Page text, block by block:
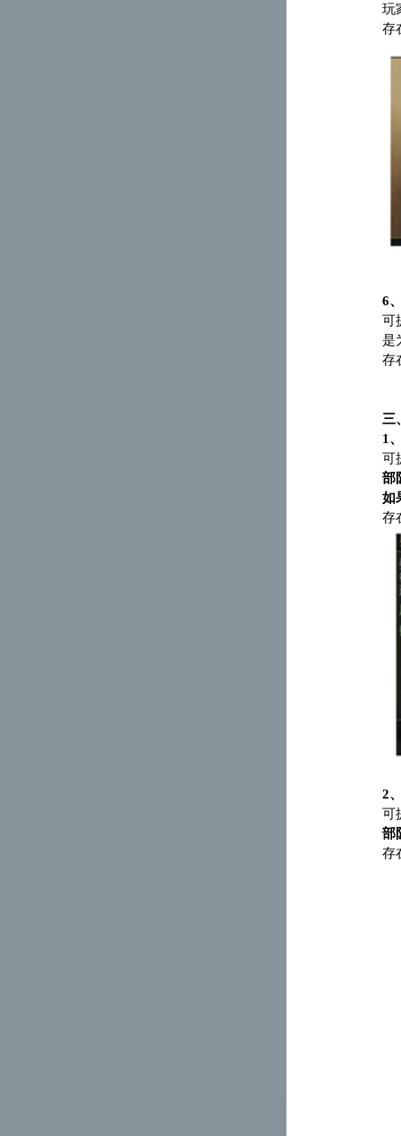
玩
存
6
可
是
存
三
1
可
部
如
存
2
可
部
存